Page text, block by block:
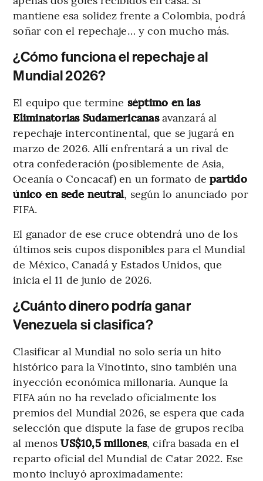
mantiene esa solidez frente a Colombia, podrá
soñar con el repechaje… y con mucho más.
¿Cómo funciona el repechaje al
Mundial 2026?
El equipo que termine séptimo en las
Eliminatorias Sudamericanasavanzará al
repechaje intercontinental, que se jugará en
marzo de 2026. Allí enfrentará a un rival de
otra confederación (posiblemente de Asia,
Oceanía o Concacaf) en un formato departido
único en sede neutral, según lo anunciado por
FIFA.
El ganador de ese cruce obtendrá uno de los
últimos seis cupos disponibles para el Mundial
de México, Canadá y Estados Unidos, que
inicia el 11 de junio de 2026.
¿Cuánto dinero podría ganar
Venezuela si clasifica?
Clasificar al Mundial no solo sería un hito
histórico para la Vinotinto, sino también una
inyección económica millonaria. Aunque la
FIFA aún no ha revelado oficialmente los
premios del Mundial 2026, se espera que cada
selección que dispute la fase de grupos reciba
al menosUS$10,5 millones, cifra basada en el
reparto oficial del Mundial de Catar 2022. Ese
monto incluyó aproximadamente: